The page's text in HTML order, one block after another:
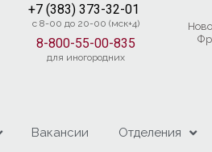
+7 (383) 373-32-01​
c 8-00 до 20-00 (мск+4)
8-800-55-00-835
для иногородних
Вакансии Отделения